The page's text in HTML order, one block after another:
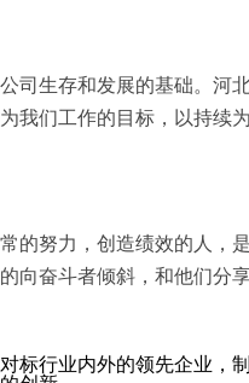
司生存和发展的基础。
我们工作的目标，以持续
的努力，创造绩效的人，
向奋斗者倾斜，和他们分
标行业内外的领先企业，